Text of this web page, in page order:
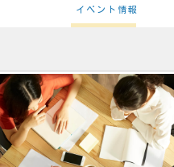
イベント情報